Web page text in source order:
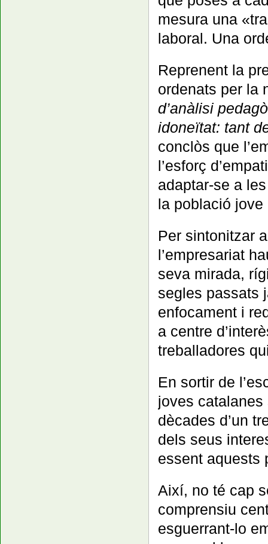
mesura una
laboral. Una
Reprenent la
ordenats per la
d’anàlisi
idoneïtat: tant
conclòs que
l’esforç
adaptar-se a
la població
Per sintonitzar
l’empresariat
seva mirada,
segles passats
enfocament i
a centre
treballadores
En sortir de
joves
dècades d’un
dels seus
essent aquests
Així, no té cap
comprensiu
esguerrant-lo